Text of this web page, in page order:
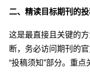
二、精读目标期刊的
这是最直接且关键的
断，务必访问期刊的
“投稿须知”部分。重点